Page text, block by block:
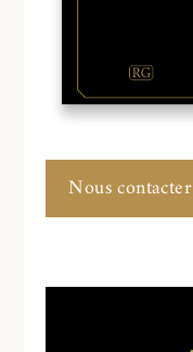
Nous contacter